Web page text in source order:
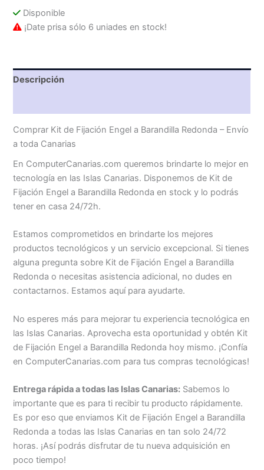
Disponible
¡Date prisa sólo 6 uniades en stock!
Descripción
Comprar Kit de Fijación Engel a Barandilla Redonda – Envío
a toda Canarias
En ComputerCanarias.com queremos brindarte lo mejor en
tecnología en las Islas Canarias. Disponemos de Kit de
Fijación Engel a Barandilla Redonda en stock y lo podrás
tener en casa 24/72h.
Estamos comprometidos en brindarte los mejores
productos tecnológicos y un servicio excepcional. Si tienes
alguna pregunta sobre Kit de Fijación Engel a Barandilla
Redonda o necesitas asistencia adicional, no dudes en
contactarnos. Estamos aquí para ayudarte.
No esperes más para mejorar tu experiencia tecnológica en
las Islas Canarias. Aprovecha esta oportunidad y obtén Kit
de Fijación Engel a Barandilla Redonda hoy mismo. ¡Confía
en ComputerCanarias.com para tus compras tecnológicas!
Entrega rápida a todas las Islas Canarias: Sabemos lo
importante que es para ti recibir tu producto rápidamente.
Es por eso que enviamos Kit de Fijación Engel a Barandilla
Redonda a todas las Islas Canarias en tan solo 24/72
horas. ¡Así podrás disfrutar de tu nueva adquisición en
poco tiempo!